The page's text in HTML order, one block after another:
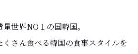
世界NO１の国韓国。
さん食べる韓国の食事スタイルを